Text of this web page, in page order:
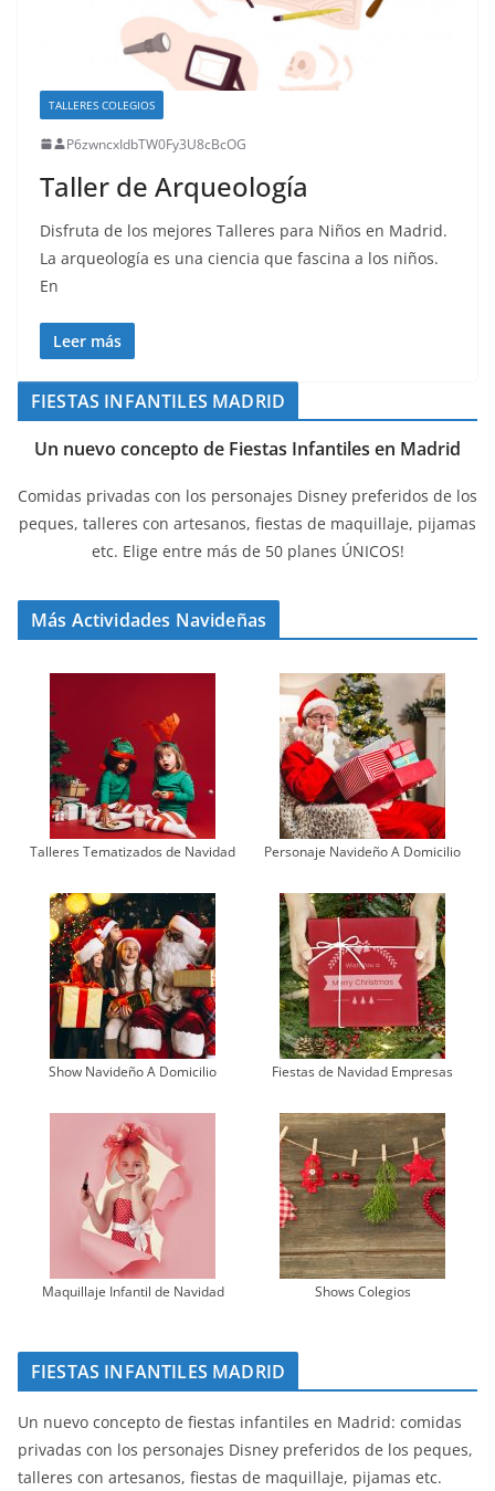
TALLERES COLEGIOS
P6zwncxIdbTW0Fy3U8cBcOG
Taller de Arqueología
Disfruta de los mejores Talleres para Niños en Madrid.
La arqueología es una ciencia que fascina a los niños.
En
Leer más
FIESTAS INFANTILES MADRID
Un nuevo concepto de Fiestas Infantiles en Madrid
Comidas privadas con los personajes Disney preferidos de los
peques, talleres con artesanos, fiestas de maquillaje, pijamas
etc. Elige entre más de 50 planes ÚNICOS!
Más Actividades Navideñas
Talleres Tematizados de Navidad Personaje Navideño A Domicilio
Show Navideño A Domicilio Fiestas de Navidad Empresas
Maquillaje Infantil de Navidad Shows Colegios
FIESTAS INFANTILES MADRID
Un nuevo concepto de fiestas infantiles en Madrid: comidas
privadas con los personajes Disney preferidos de los peques,
talleres con artesanos, fiestas de maquillaje, pijamas etc.